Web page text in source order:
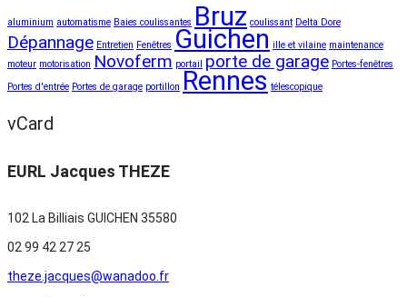
aluminium automatisme Baies coulissantes Bruz coulissant Delta Dore
Dépannage Entretien Fenêtres Guichen ille et vilaine maintenance
moteur motorisation Novoferm portail porte de garage Portes-fenêtres
Portes d'entrée Portes de garage portillon Rennes télescopique
vCard
EURL Jacques THEZE
102 La Billiais GUICHEN 35580
02 99 42 27 25
theze.jacques@wanadoo.fr